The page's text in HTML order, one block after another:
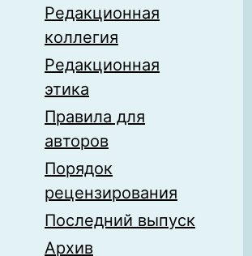
Редакционная
коллегия
Редакционная
этика
Правила для
авторов
Порядок
рецензирования
Последний выпуск
Архив